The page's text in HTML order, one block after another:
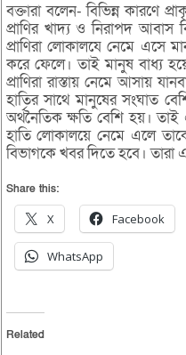
বক্তারা বলেন- বিভিন্ন কারণে
প্রাণির খাদ্য ও নিরাপদ আবাস
প্রাণিরা লোকালযে নেমে এসে
করে ফেলে। তাই মানুষ বাধ্য
প্রাণিরা রাস্তায় নেমে আসায়
হাতির সাথে মানুষের সংঘাত
অর্থনৈতিক ক্ষতি বেশি হয়।
হাতি লোকালয়ে নেমে এলে
বিভাগকে খবর দিতে হবে। তারা
Share this:
X Facebook
WhatsApp
Related